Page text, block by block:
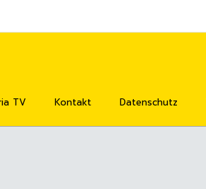
TV Kontakt Datenschutz